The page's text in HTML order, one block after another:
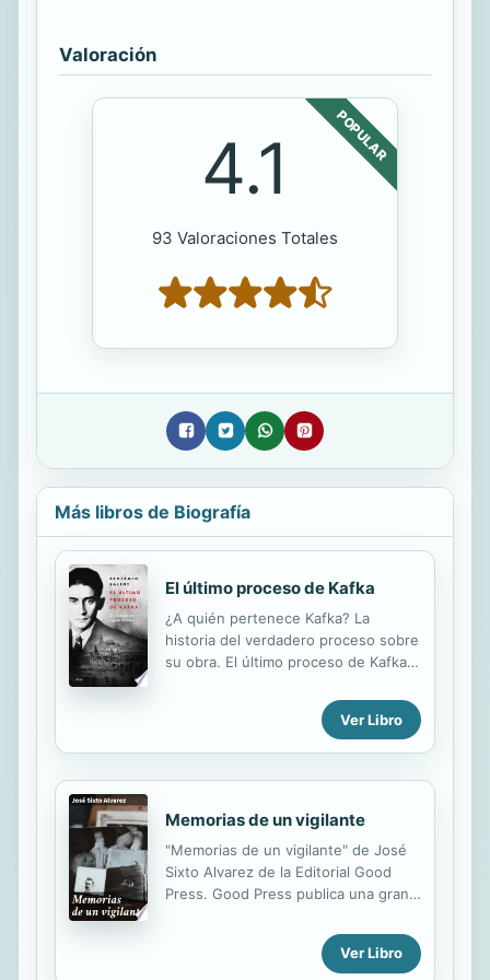
Valoración
POPULAR
4.1
93 Valoraciones Totales
Más libros de Biografía
El último proceso de Kafka
¿A quién pertenece Kafka? La
historia del verdadero proceso sobre
su obra. El último proceso de Kafka
que le dio Frank Kafka a su amigo
más cercano, Max Brod: que a su
muerte este destruyera todos los
en 1924, Brod no tuvo el ánimo de
hombre al que consideraba un genio
literario. La historia de la vida
póstuma de Kafka es kafkiana en sí
estableció una batalla legal
internacional para determinar qué
Ver Libro
Memorias de un vigilante
"Memorias de un vigilante" de José
Sixto Alvarez de la Editorial Good
Press. Good Press publica una gran
los géneros. Van desde los títulos
clásicos famosos, novelas, textos
Ver Libro